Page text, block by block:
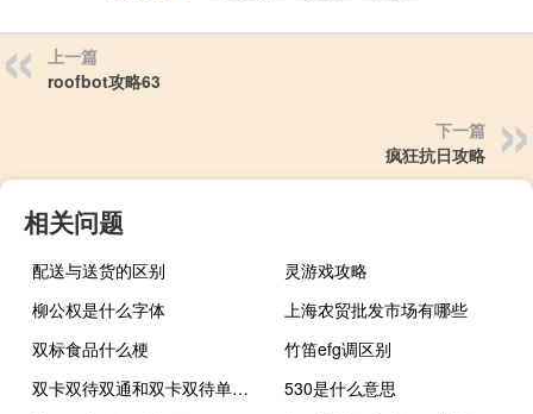
上一篇
roofbot攻略63
下一篇
疯狂抗日攻略
相关问题
配送与送货的区别
灵游戏攻略
柳公权是什么字体
上海农贸批发市场有哪些
双标食品什么梗
竹笛efg调区别
双卡双待双通和双卡双待单通什么意思（什么是双卡双待双通）
530是什么意思